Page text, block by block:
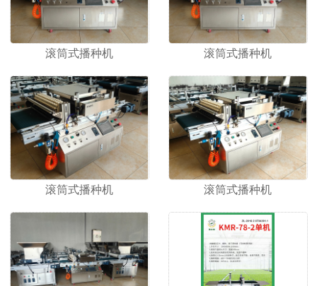
滚筒式播种机 滚筒式播种机
滚筒式播种机 滚筒式播种机